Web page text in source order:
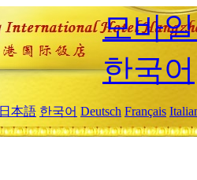
모바
한국어
日本語 한국어 Deutsch Français